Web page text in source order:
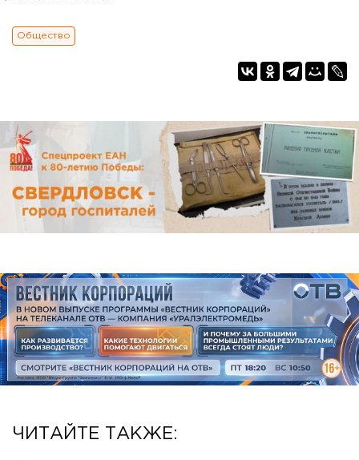
Общество
ЧИТАЙТЕ ТАКЖЕ: